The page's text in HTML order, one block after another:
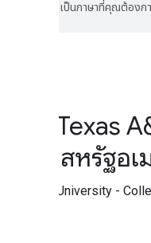
เพื่อแปลเนื้อหาเป็นภาษาที่คุณต้อง
Texas
สหรัฐอเ
A&M University -